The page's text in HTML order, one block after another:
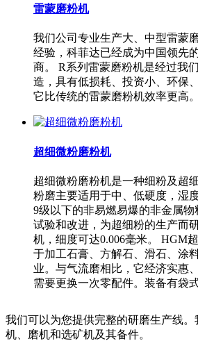
雷蒙磨粉机
我们公司专业生产大、中型雷蒙
经验，科菲达已经成为中国领先
商。 R系列雷蒙磨粉机是经过我
造，具有低损耗、投资小、环保
它比传统的雷蒙磨粉机效率更高。
超细微粉磨粉机
超细微粉磨粉机是一种细粉及超
粉磨主要适用于中、低硬度，湿
9级以下的非易燃易爆的非金属
试验和改进，为超细粉的生产而
机，细度可达0.006毫米。 HGM
于加工石膏、方解石、滑石、涂
业。与气流磨相比，它经济实惠
需要更换一次零配件。装备有袋
我们可以为您提供完整的研磨生产线
机、磨机和选矿机及其备件。